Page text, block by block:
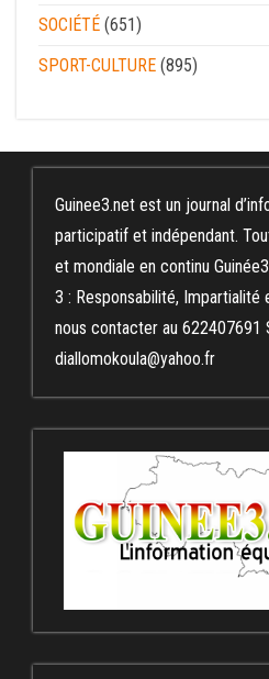
SOCIÉTÉ (651)
SPORT-CULTURE (895)
Guinee3.net est un journal
participatif et indépendant.
et mondiale en continu
3 : Responsabilité, Impartialité
nous contacter au 622407691
diallomokoula@yahoo.fr